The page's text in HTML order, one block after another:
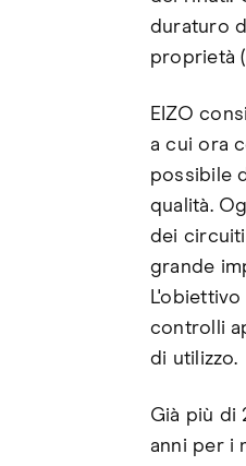
duraturo
proprietà
EIZO
a cui ora
possibile
qualità.
dei
grande
controlli
di utilizzo.
Già più di
anni per i